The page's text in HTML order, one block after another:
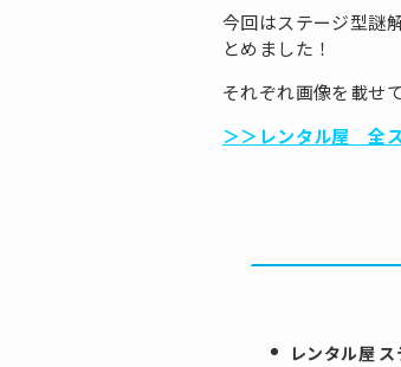
今回はステージ型謎
とめました！
それぞれ画像を載せ
＞＞レンタル屋 全
レンタル屋